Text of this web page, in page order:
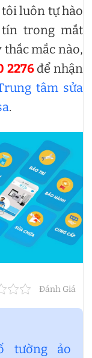
tôi luôn tự hào
trong mắt
thắc mắc nào,
2276để nhận
tâm sửa
.
Đánh Giá
tường ảo